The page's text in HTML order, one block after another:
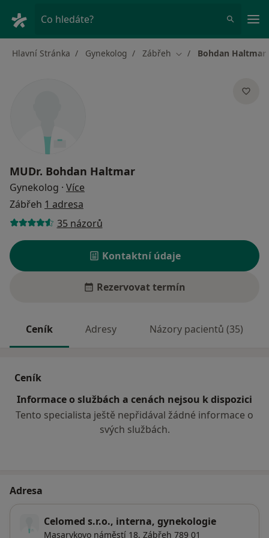
Co hledáte?
Hlavní Stránka Gynekolog Zábřeh Změna města
Bohdan Haltmar
MUDr. Bohdan Haltmar
Gynekolog · Více
Zábřeh 1 adresa
35 názorů
Kontaktní údaje
Rezervovat termín
Ceník Adresy Názory pacientů (35)
Ceník
Informace o službách a cenách nejsou k dispozici
Tento specialista ještě nepřidával žádné informace o
svých službách.
Adresa
Celomed s.r.o., interna, gynekologie
Masarykovo náměstí 18, Zábřeh 789 01